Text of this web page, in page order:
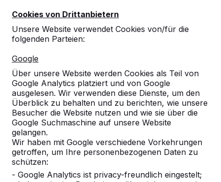
Cookies von Drittanbietern
Unsere Website verwendet Cookies von/für die
folgenden Parteien:
Google
Über unsere Website werden Cookies als Teil von
Google Analytics platziert und von Google
ausgelesen. Wir verwenden diese Dienste, um den
Überblick zu behalten und zu berichten, wie unsere
Besucher die Website nutzen und wie sie über die
Google Suchmaschine auf unsere Website
gelangen.
Wir haben mit Google verschiedene Vorkehrungen
getroffen, um Ihre personenbezogenen Daten zu
schützen:
- Google Analytics ist privacy-freundlich eingestelt;
Referenzen
Unsere Produkte finden Sie in ganz Europa
und darüber hinaus. Sehen Sie hier, wo Sie
ein HeBlad-Produkt in Ihrer Nähe finden.
Produkt
Alles anzeigen
Kategorie